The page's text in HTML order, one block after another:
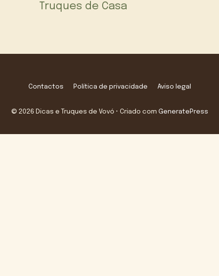
Truques de Casa
Contactos Política de privacidade Aviso legal
© 2026 Dicas e Truques de Vovó • Criado com GeneratePress